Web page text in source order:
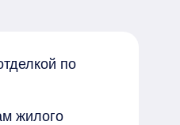
по
жилого